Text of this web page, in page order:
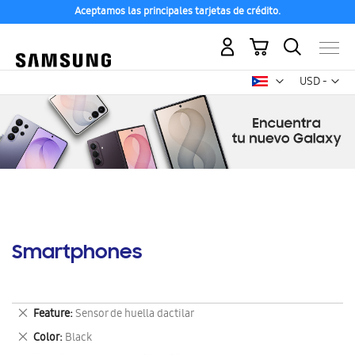
Aceptamos las principales tarjetas de crédito.
USD -
dólar
Mi carrito
Smartphones
Feature Sensor de huella dactilar
Eliminar
este
artículo
Color Black
Eliminar